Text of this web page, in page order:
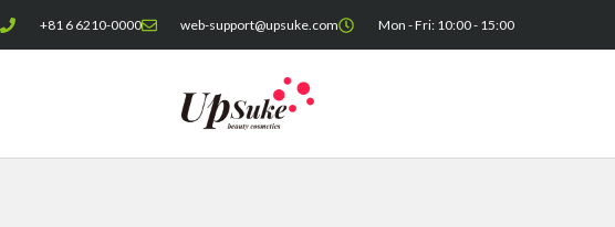
内
容
+81 6 6210-0000 web-support@upsuke.com Mon - Fri: 10:00 - 15:00